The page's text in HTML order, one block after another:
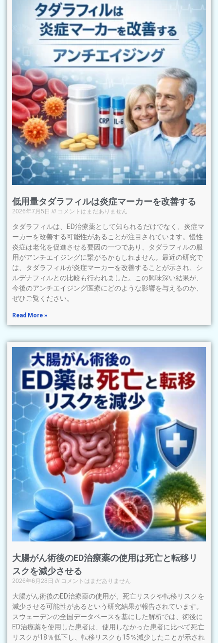
低用量タダラフィルは炎症マーカーを改善する
2026年7月5日 コメントはまだありません
タダラフィルは、ED治療薬として知られるだけでなく、炎症マ
ーカーを改善する可能性があることが注目されています。慢性
炎症は老化を促進させる要因の一つであり、タダラフィルの服
用がアンチエイジングに繋がるかもしれません。最近の研究で
は、タダラフィルが炎症マーカーを改善することが示され、シ
ルデナフィルとの比較も行われました。この興味深い結果が、
今後のアンチエイジング医療にどのような影響を与えるのか、
ぜひご覧ください。
Read More »
大腸がん術後のED治療薬の使用は死亡と転移リ
スクを減少させる
2026年6月28日 コメントはまだありません
大腸がん術後のED治療薬の使用が、死亡リスクや転移リスクを
減少させる可能性があるという研究結果が報告されています。
スウェーデンの全国データベースを基にした解析では、術後に
ED治療薬を使用した患者は、使用しなかった患者に比べて死亡
リスクが18％低下し、転移リスクも15％減少したことが示され